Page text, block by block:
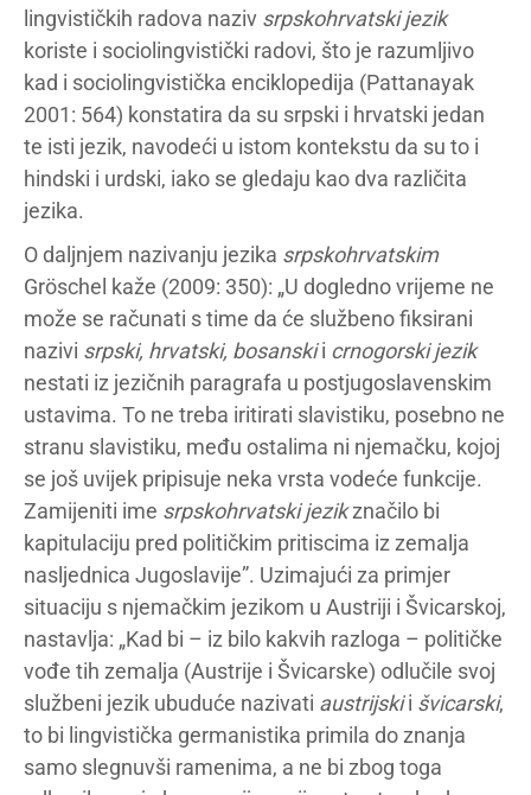
lingvističkih radova naziv srpskohrvatski jezik
koriste i sociolingvistički radovi, što je razumljivo
kad i sociolingvistička enciklopedija (Pattanayak
2001: 564) konstatira da su srpski i hrvatski jedan
te isti jezik, navodeći u istom kontekstu da su to i
hindski i urdski, iako se gledaju kao dva različita
jezika.
O daljnjem nazivanju jezika srpskohrvatskim
Gröschel kaže (2009: 350): „U dogledno vrijeme ne
može se računati s time da će službeno fiksirani
nazivi srpski, hrvatski, bosanskii crnogorski jezik
nestati iz jezičnih paragrafa u postjugoslavenskim
ustavima. To ne treba iritirati slavistiku, posebno ne
stranu slavistiku, među ostalima ni njemačku, kojoj
se još uvijek pripisuje neka vrsta vodeće funkcije.
Zamijeniti ime srpskohrvatski jezikznačilo bi
kapitulaciju pred političkim pritiscima iz zemalja
nasljednica Jugoslavije”. Uzimajući za primjer
situaciju s njemačkim jezikom u Austriji i Švicarskoj,
nastavlja: „Kad bi – iz bilo kakvih razloga – političke
vođe tih zemalja (Austrije i Švicarske) odlučile svoj
službeni jezik ubuduće nazivati austrijskii švicarski,
to bi lingvistička germanistika primila do znanja
samo slegnuvši ramenima, a ne bi zbog toga